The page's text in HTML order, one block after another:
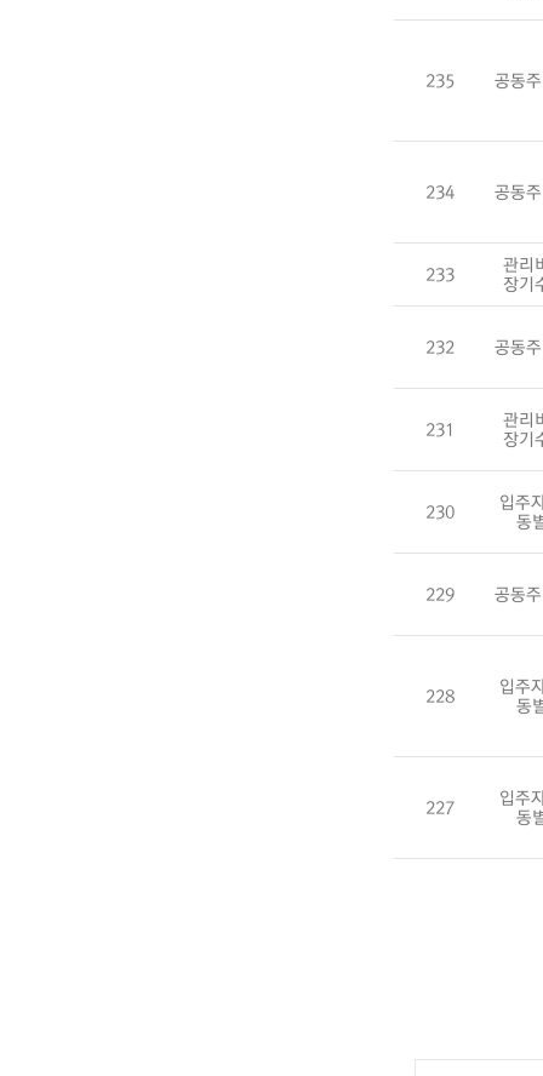
235 공동
234 공동
233
관리
장기
232 공동
231
관리
장기
230
입주
동
229 공동
228
입주
동
227
입주
동